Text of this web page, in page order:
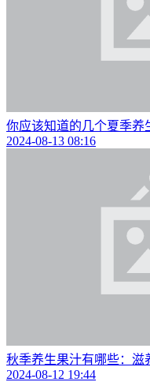
你应该知道的几个夏季养
2024-08-13 08:16
秋季养生果汁有哪些：滋
2024-08-12 19:44